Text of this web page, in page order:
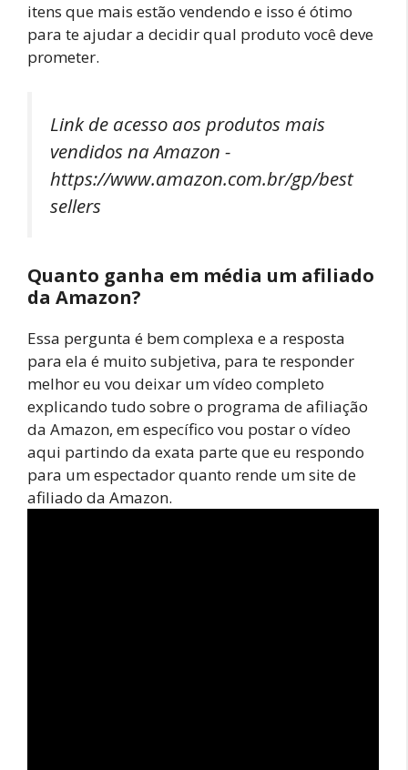
itens que mais estão vendendo e isso é ótimo
para te ajudar a decidir qual produto você deve
prometer.
Link de acesso aos produtos mais
vendidos na Amazon -
https://www.amazon.com.br/gp/best
sellers
Quanto ganha em média um afiliado
da Amazon?
Essa pergunta é bem complexa e a resposta
para ela é muito subjetiva, para te responder
melhor eu vou deixar um vídeo completo
explicando tudo sobre o programa de afiliação
da Amazon, em específico vou postar o vídeo
aqui partindo da exata parte que eu respondo
para um espectador quanto rende um site de
afiliado da Amazon.